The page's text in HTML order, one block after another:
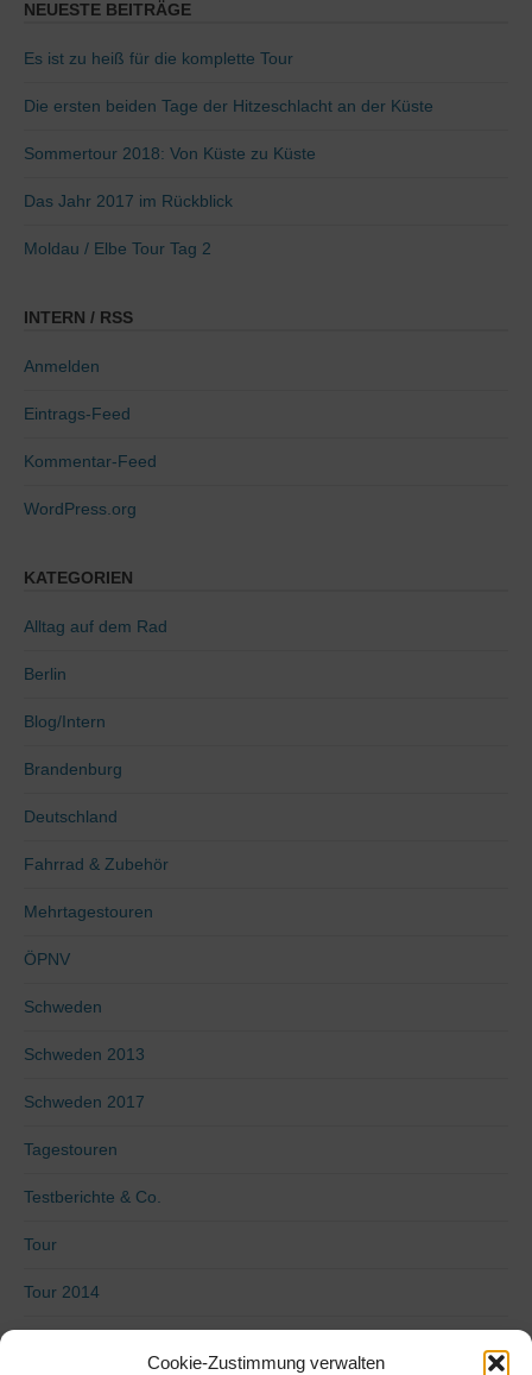
Cookie-Zustimmung verwalten
NEUESTE BEITRÄGE
Es ist zu heiß für die komplette Tour
Die ersten beiden Tage der Hitzeschlacht an der Küste
Sommertour 2018: Von Küste zu Küste
Das Jahr 2017 im Rückblick
Moldau / Elbe Tour Tag 2
INTERN / RSS
Anmelden
Eintrags-Feed
Kommentar-Feed
WordPress.org
KATEGORIEN
Alltag auf dem Rad
Berlin
Blog/Intern
Brandenburg
Deutschland
Fahrrad & Zubehör
Mehrtagestouren
ÖPNV
Schweden
Schweden 2013
Schweden 2017
Tagestouren
Testberichte & Co.
Tour
Tour 2014